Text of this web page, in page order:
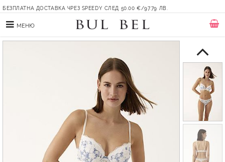
БЕЗПЛАТНА ДОСТАВКА ЧРЕЗ SPEEDY СЛЕД 50.00 €/97.79 ЛВ.
МЕНЮ